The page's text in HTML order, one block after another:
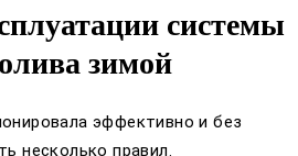
системы
зимой
эффективно и без
несколько правил.